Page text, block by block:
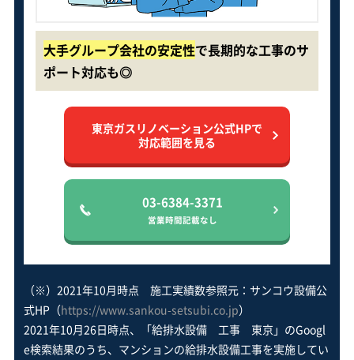
大手グループ会社の安定性で長期的な工事のサ
ポート対応も◎
東京ガスリノベーション公式HPで
対応範囲を見る
03-6384-3371
営業時間記載なし
（※）2021年10月時点 施工実績数参照元：サンコウ設備公
式HP（https://www.sankou-setsubi.co.jp）
2021年10月26日時点、「給排水設備 工事 東京」のGoogl
e検索結果のうち、マンションの給排水設備工事を実施してい